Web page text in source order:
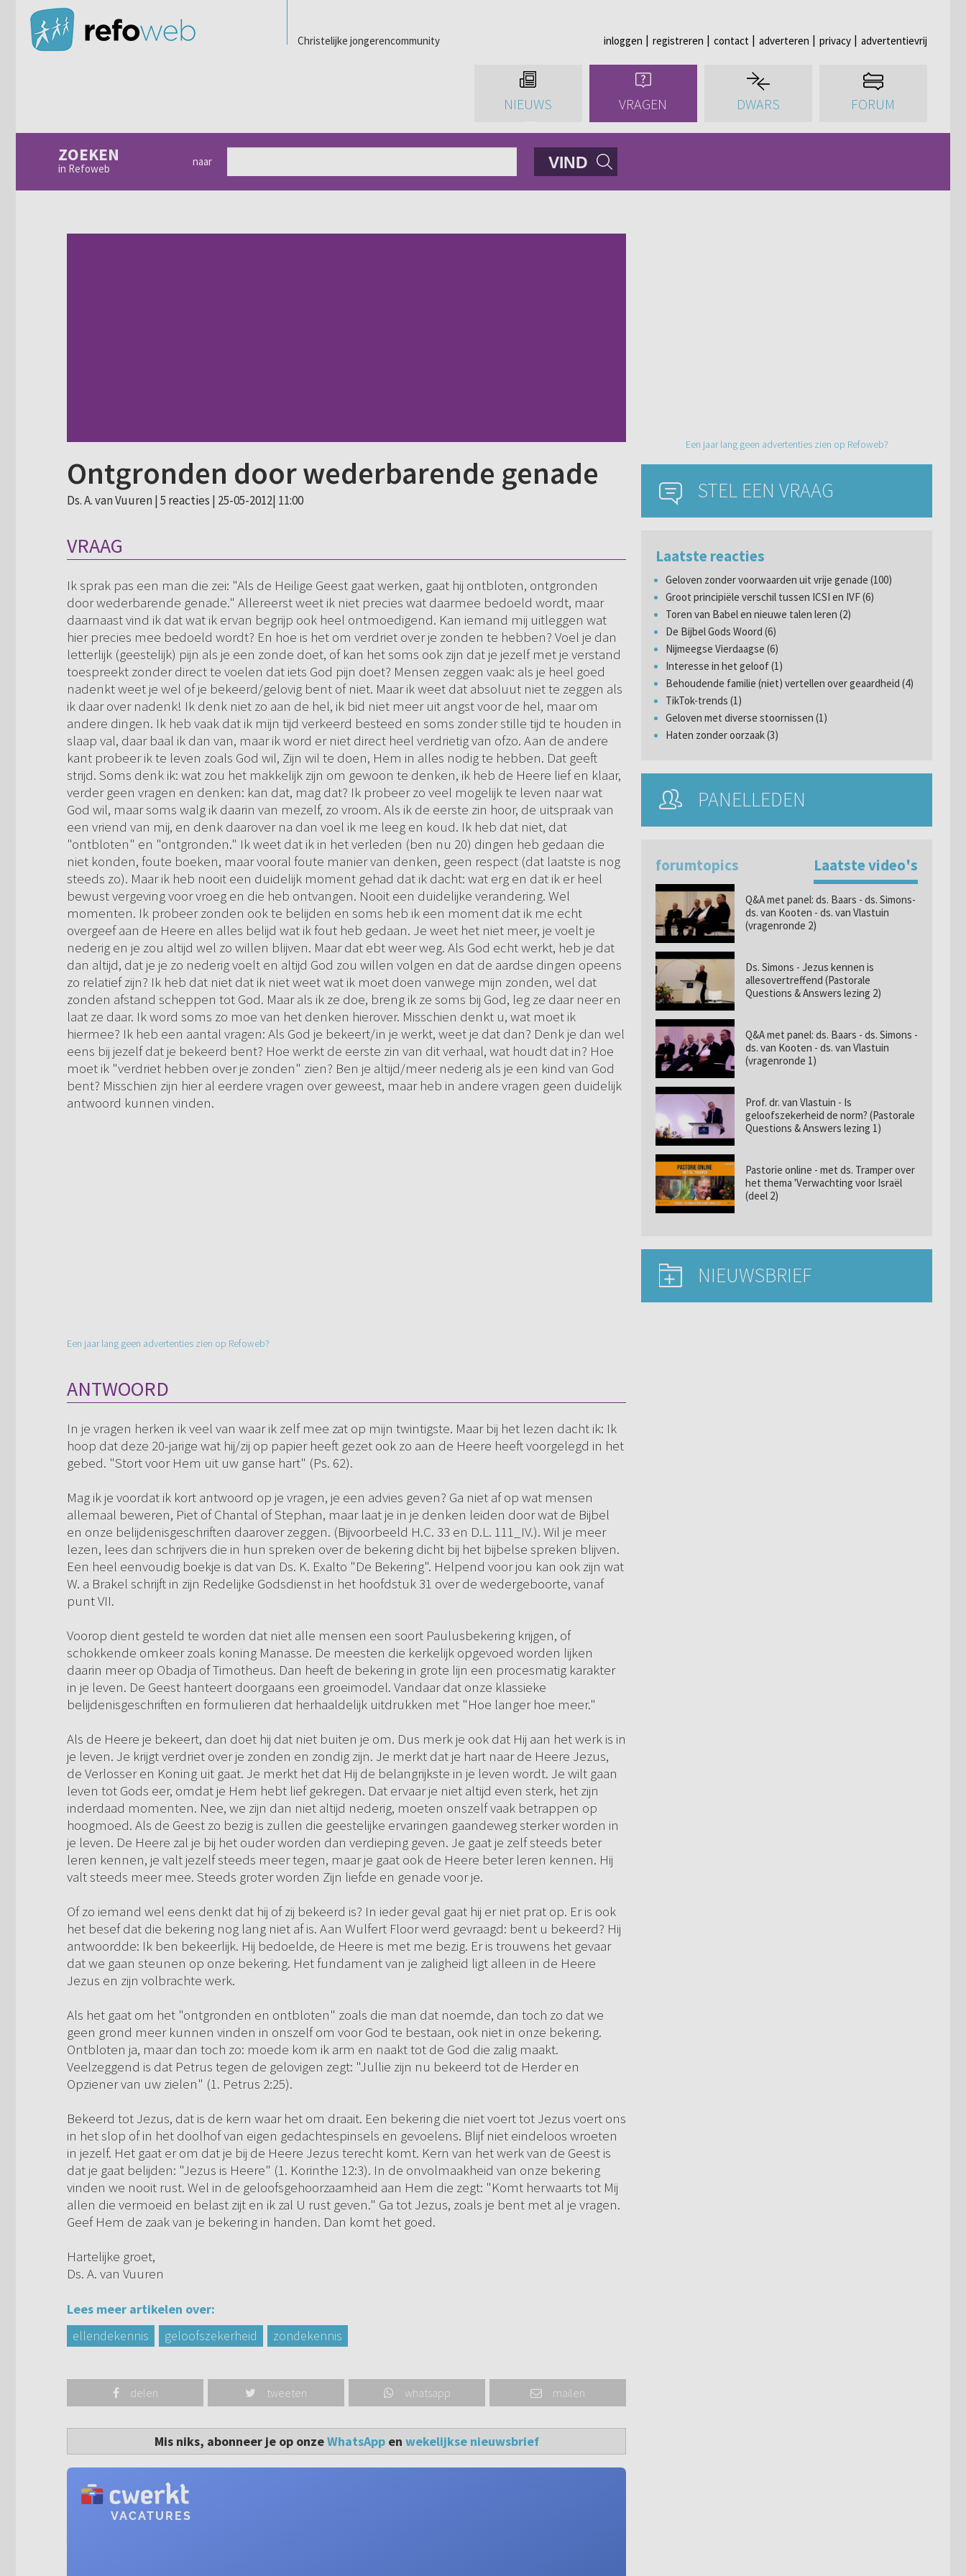
Christelijke jongerencommunity inloggen registreren contact adverteren privacy advertentievrij
NIEUWS VRAGEN DWARS FORUM
ZOEKEN
in Refoweb
naar VIND
Ontgronden door wederbarende genade
Ds. A. van Vuuren | 5 reacties | 25-05-2012| 11:00
VRAAG
Ik sprak pas een man die zei: "Als de Heilige Geest gaat werken, gaat hij ontbloten, ontgronden
door wederbarende genade." Allereerst weet ik niet precies wat daarmee bedoeld wordt, maar
daarnaast vind ik dat wat ik ervan begrijp ook heel ontmoedigend. Kan iemand mij uitleggen wat
hier precies mee bedoeld wordt? En hoe is het om verdriet over je zonden te hebben? Voel je dan
letterlijk (geestelijk) pijn als je een zonde doet, of kan het soms ook zijn dat je jezelf met je verstand
toespreekt zonder direct te voelen dat iets God pijn doet? Mensen zeggen vaak: als je heel goed
nadenkt weet je wel of je bekeerd/gelovig bent of niet. Maar ik weet dat absoluut niet te zeggen als
ik daar over nadenk! Ik denk niet zo aan de hel, ik bid niet meer uit angst voor de hel, maar om
andere dingen. Ik heb vaak dat ik mijn tijd verkeerd besteed en soms zonder stille tijd te houden in
slaap val, daar baal ik dan van, maar ik word er niet direct heel verdrietig van ofzo. Aan de andere
kant probeer ik te leven zoals God wil, Zijn wil te doen, Hem in alles nodig te hebben. Dat geeft
strijd. Soms denk ik: wat zou het makkelijk zijn om gewoon te denken, ik heb de Heere lief en klaar,
verder geen vragen en denken: kan dat, mag dat? Ik probeer zo veel mogelijk te leven naar wat
God wil, maar soms walg ik daarin van mezelf, zo vroom. Als ik de eerste zin hoor, de uitspraak van
een vriend van mij, en denk daarover na dan voel ik me leeg en koud. Ik heb dat niet, dat
"ontbloten" en "ontgronden." Ik weet dat ik in het verleden (ben nu 20) dingen heb gedaan die
niet konden, foute boeken, maar vooral foute manier van denken, geen respect (dat laatste is nog
steeds zo). Maar ik heb nooit een duidelijk moment gehad dat ik dacht: wat erg en dat ik er heel
bewust vergeving voor vroeg en die heb ontvangen. Nooit een duidelijke verandering. Wel
momenten. Ik probeer zonden ook te belijden en soms heb ik een moment dat ik me echt
overgeef aan de Heere en alles belijd wat ik fout heb gedaan. Je weet het niet meer, je voelt je
nederig en je zou altijd wel zo willen blijven. Maar dat ebt weer weg. Als God echt werkt, heb je dat
dan altijd, dat je je zo nederig voelt en altijd God zou willen volgen en dat de aardse dingen opeens
zo relatief zijn? Ik heb dat niet dat ik niet weet wat ik moet doen vanwege mijn zonden, wel dat
zonden afstand scheppen tot God. Maar als ik ze doe, breng ik ze soms bij God, leg ze daar neer en
laat ze daar. Ik word soms zo moe van het denken hierover. Misschien denkt u, wat moet ik
hiermee? Ik heb een aantal vragen: Als God je bekeert/in je werkt, weet je dat dan? Denk je dan wel
eens bij jezelf dat je bekeerd bent? Hoe werkt de eerste zin van dit verhaal, wat houdt dat in? Hoe
moet ik "verdriet hebben over je zonden" zien? Ben je altijd/meer nederig als je een kind van God
bent? Misschien zijn hier al eerdere vragen over geweest, maar heb in andere vragen geen duidelijk
antwoord kunnen vinden.
Een jaar lang geen advertenties zien op Refoweb?
ANTWOORD
In je vragen herken ik veel van waar ik zelf mee zat op mijn twintigste. Maar bij het lezen dacht ik: Ik
hoop dat deze 20-jarige wat hij/zij op papier heeft gezet ook zo aan de Heere heeft voorgelegd in het
gebed. "Stort voor Hem uit uw ganse hart" (Ps. 62).
Mag ik je voordat ik kort antwoord op je vragen, je een advies geven? Ga niet af op wat mensen
allemaal beweren, Piet of Chantal of Stephan, maar laat je in je denken leiden door wat de Bijbel
en onze belijdenisgeschriften daarover zeggen. (Bijvoorbeeld H.C. 33 en D.L. 111_IV.). Wil je meer
lezen, lees dan schrijvers die in hun spreken over de bekering dicht bij het bijbelse spreken blijven.
Een heel eenvoudig boekje is dat van Ds. K. Exalto "De Bekering". Helpend voor jou kan ook zijn wat
W. a Brakel schrijft in zijn Redelijke Godsdienst in het hoofdstuk 31 over de wedergeboorte, vanaf
punt VII.
Voorop dient gesteld te worden dat niet alle mensen een soort Paulusbekering krijgen, of
schokkende omkeer zoals koning Manasse. De meesten die kerkelijk opgevoed worden lijken
daarin meer op Obadja of Timotheus. Dan heeft de bekering in grote lijn een procesmatig karakter
in je leven. De Geest hanteert doorgaans een groeimodel. Vandaar dat onze klassieke
belijdenisgeschriften en formulieren dat herhaaldelijk uitdrukken met "Hoe langer hoe meer."
Als de Heere je bekeert, dan doet hij dat niet buiten je om. Dus merk je ook dat Hij aan het werk is in
je leven. Je krijgt verdriet over je zonden en zondig zijn. Je merkt dat je hart naar de Heere Jezus,
de Verlosser en Koning uit gaat. Je merkt het dat Hij de belangrijkste in je leven wordt. Je wilt gaan
leven tot Gods eer, omdat je Hem hebt lief gekregen. Dat ervaar je niet altijd even sterk, het zijn
inderdaad momenten. Nee, we zijn dan niet altijd nederig, moeten onszelf vaak betrappen op
hoogmoed. Als de Geest zo bezig is zullen die geestelijke ervaringen gaandeweg sterker worden in
je leven. De Heere zal je bij het ouder worden dan verdieping geven. Je gaat je zelf steeds beter
leren kennen, je valt jezelf steeds meer tegen, maar je gaat ook de Heere beter leren kennen. Hij
valt steeds meer mee. Steeds groter worden Zijn liefde en genade voor je.
Of zo iemand wel eens denkt dat hij of zij bekeerd is? In ieder geval gaat hij er niet prat op. Er is ook
het besef dat die bekering nog lang niet af is. Aan Wulfert Floor werd gevraagd: bent u bekeerd? Hij
antwoordde: Ik ben bekeerlijk. Hij bedoelde, de Heere is met me bezig. Er is trouwens het gevaar
dat we gaan steunen op onze bekering. Het fundament van je zaligheid ligt alleen in de Heere
Jezus en zijn volbrachte werk.
Als het gaat om het "ontgronden en ontbloten" zoals die man dat noemde, dan toch zo dat we
geen grond meer kunnen vinden in onszelf om voor God te bestaan, ook niet in onze bekering.
Ontbloten ja, maar dan toch zo: moede kom ik arm en naakt tot de God die zalig maakt.
Veelzeggend is dat Petrus tegen de gelovigen zegt: "Jullie zijn nu bekeerd tot de Herder en
Opziener van uw zielen" (1. Petrus 2:25).
Bekeerd tot Jezus, dat is de kern waar het om draait. Een bekering die niet voert tot Jezus voert ons
in het slop of in het doolhof van eigen gedachtespinsels en gevoelens. Blijf niet eindeloos wroeten
in jezelf. Het gaat er om dat je bij de Heere Jezus terecht komt. Kern van het werk van de Geest is
dat je gaat belijden: "Jezus is Heere" (1. Korinthe 12:3). In de onvolmaakheid van onze bekering
vinden we nooit rust. Wel in de geloofsgehoorzaamheid aan Hem die zegt: "Komt herwaarts tot Mij
allen die vermoeid en belast zijt en ik zal U rust geven." Ga tot Jezus, zoals je bent met al je vragen.
Geef Hem de zaak van je bekering in handen. Dan komt het goed.
Hartelijke groet,
Ds. A. van Vuuren
Lees meer artikelen over:
ellendekennis
geloofszekerheid zondekennis
delen tweeten whatsapp mailen
Mis niks, abonneer je op onzeWhatsAppen wekelijkse nieuwsbrief
Een jaar lang geen advertenties zien op Refoweb?
STEL EEN VRAAG
Laatste reacties
Geloven zonder voorwaarden uit vrije genade (100)
Groot principiële verschil tussen ICSI en IVF (6)
Toren van Babel en nieuwe talen leren (2)
De Bijbel Gods Woord (6)
Nijmeegse Vierdaagse (6)
Interesse in het geloof (1)
Behoudende familie (niet) vertellen over geaardheid (4)
TikTok-trends (1)
Geloven met diverse stoornissen (1)
Haten zonder oorzaak (3)
PANELLEDEN
forumtopics Laatste video's
Q&A met panel: ds. Baars - ds. Simons-
ds. van Kooten - ds. van Vlastuin
(vragenronde 2)
Ds. Simons - Jezus kennen is
allesovertreffend (Pastorale
Questions & Answers lezing 2)
Q&A met panel: ds. Baars - ds. Simons -
ds. van Kooten - ds. van Vlastuin
(vragenronde 1)
Prof. dr. van Vlastuin - Is
geloofszekerheid de norm? (Pastorale
Questions & Answers lezing 1)
Pastorie online - met ds. Tramper over
het thema 'Verwachting voor Israël
(deel 2)
NIEUWSBRIEF